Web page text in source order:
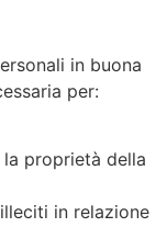
in buona
per:
proprietà della
in relazione